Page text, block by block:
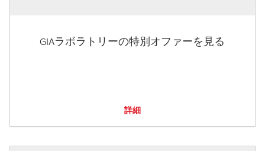
GIAラボラトリーの特別オファーを見る
詳細